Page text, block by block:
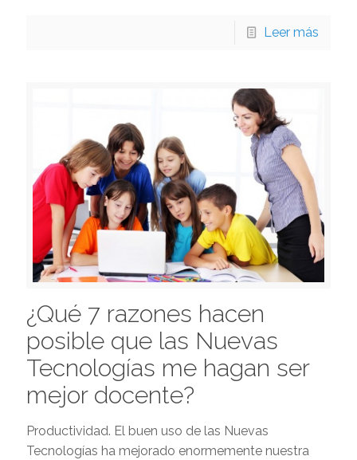
Leer más
¿Qué 7 razones hacen
posible que las Nuevas
Tecnologías me hagan ser
mejor docente?
Productividad. El buen uso de las Nuevas
Tecnologías ha mejorado enormemente nuestra